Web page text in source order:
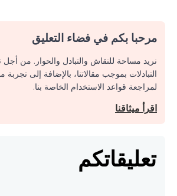
مرحبا بكم في فضاء التعليق
نريد مساحة للنقاش والتبادل والحوار. من
التبادلات بموجب مقالاتنا، بالإضافة إلى
لمراجعة قواعد الاستخدام الخاصة بنا.
اقرأ ميثاقنا
تعليقاتكم